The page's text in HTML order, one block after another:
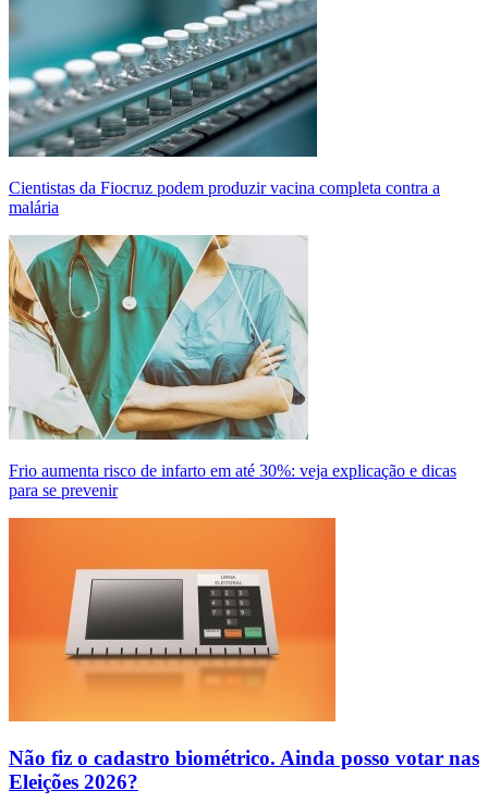
Cientistas da Fiocruz podem produzir vacina completa contra a
malária
Frio aumenta risco de infarto em até 30%: veja explicação e dicas
para se prevenir
Não fiz o cadastro biométrico. Ainda posso votar nas
Eleições 2026?